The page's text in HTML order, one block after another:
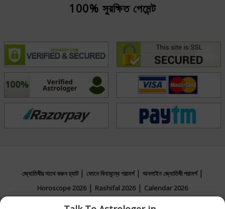
100% সুরক্ষিত পেমেন্ট
জ্যোতিষীর সাথে করুন চ্যাট | ফোনে বিনামূল্যে পরামর্শ | অনলাইন জ্যোতিষী পরামর্শ |
Horoscope 2026| Rashifal 2026| Calendar 2026